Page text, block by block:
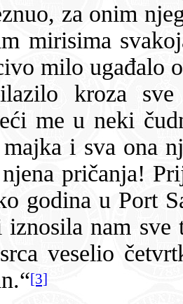
njegovim čudesnim svijetlom, za zrakom
svakojakih trava i
milo ugađalo
kroza
svijet. Pa u Kraju me je
sva ona njena dobrota. S kolikim
pričanja! Prije no
godina u Port
iznosila nam
jer je to bio
[3]